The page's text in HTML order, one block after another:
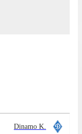
Dinamo K.